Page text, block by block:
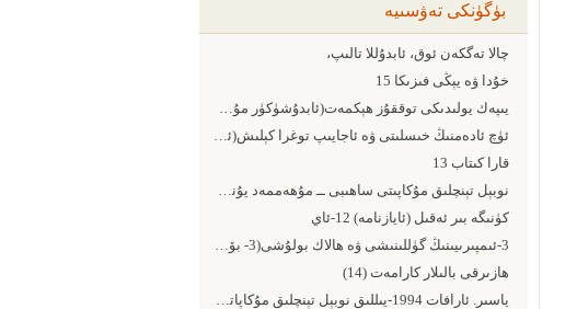
بۈگۈنكى تەۋسىيە
چالا تەگكەن ئوق، ئابدۇللا تالىپ،
خۇدا ۋە يېڭى فىزىكا 15
يىپەك يولىدىكى توققۇز ھېكمەت(ئابدۇشۈكۈر مۇھەممەت ئىمىن)
ئۈچ ئادەمنىڭ خىسلىتى ۋە ئاجايىپ توغرا كېلىش(ئېزىز ساۋۇت)
قارا كىتاب 13
نوبېل تېنچلىق مۇكاپىتى ساھىبى ــ مۇھەممەد يۇنۇس 2
كۈنىگە بىر ئەقىل (ئايازنامە) 12-ئاي
3-ئىمپىرىيىنىڭ گۈللىنىشى ۋە ھالاك بولۇشى(3- بۆلۈم ئۇرۇش يولىغا مېڭىش)
ھازىرقى بالىلار كارامەت (14)
ياسىر. ئارافات 1994-يىللىق نوبېل تېنچلىق مۇكاپاتى ساھىبى